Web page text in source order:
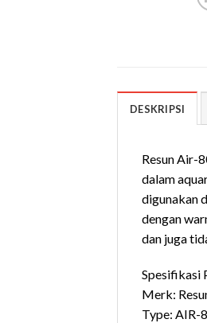
DESKRIPSI
Resun Air-
dalam
digunakan
dengan
dan juga
Spesifikasi
Merk:
Type: AIR-